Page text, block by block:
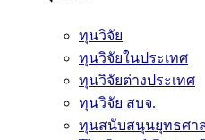
ทุนวิจัย
ทุนวิจัยในประเทศ
ทุนวิจัยต่างประเทศ
ทุนวิจัย สบจ.
ทุนสนับสนุนยุทธศา